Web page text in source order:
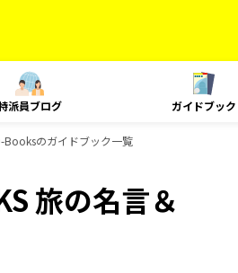
派員ブログ ガイドブック
Booksのガイドブック一覧
旅の名言＆